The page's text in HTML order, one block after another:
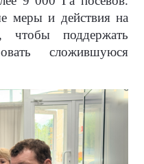
меры и действия на
чтобы поддержать
сложившуюся